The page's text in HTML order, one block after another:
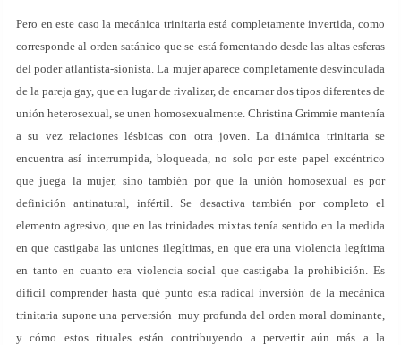
Pero en este caso la mecánica trinitaria está completamente invertida, como
corresponde al orden satánico que se está fomentando desde las altas esferas
del poder atlantista-sionista. La mujer aparece completamente desvinculada
de la pareja gay, que en lugar de rivalizar, de encarnar dos tipos diferentes de
unión heterosexual, se unen homosexualmente. Christina Grimmie mantenía
a su vez relaciones lésbicas con otra joven. La dinámica trinitaria se
encuentra así interrumpida, bloqueada, no solo por este papel excéntrico
que juega la mujer, sino también por que la unión homosexual es por
definición antinatural, infértil. Se desactiva también por completo el
elemento agresivo, que en las trinidades mixtas tenía sentido en la medida
en que castigaba las uniones ilegítimas, en que era una violencia legítima
en tanto en cuanto era violencia social que castigaba la prohibición. Es
difícil comprender hasta qué punto esta radical inversión de la mecánica
trinitaria supone una perversión muy profunda del orden moral dominante,
y cómo estos rituales están contribuyendo a pervertir aún más a la